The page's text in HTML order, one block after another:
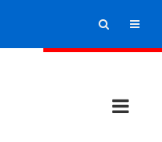
ricerca menu